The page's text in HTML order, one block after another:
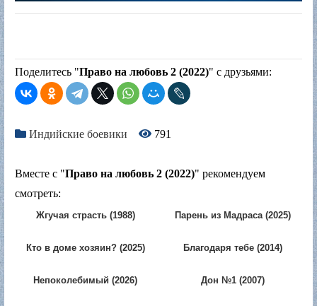
Поделитесь "Право на любовь 2 (2022)" с друзьями:
Индийские боевики 791
Вместе с "Право на любовь 2 (2022)" рекомендуем
смотреть:
Жгучая страсть (1988) Парень из Мадраса (2025)
Кто в доме хозяин? (2025) Благодаря тебе (2014)
Непоколебимый (2026) Дон №1 (2007)